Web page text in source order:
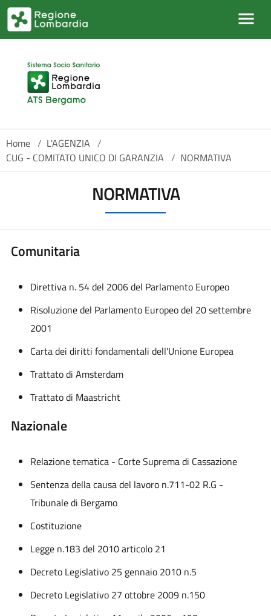
Salta al contenuto principale
Home / L'AGENZIA /
CUG - COMITATO UNICO DI GARANZIA / NORMATIVA
NORMATIVA
Comunitaria
Direttiva n. 54 del 2006 del Parlamento Europeo
Risoluzione del Parlamento Europeo del 20 settembre
2001
Carta dei diritti fondamentali dell'Unione Europea
Trattato di Amsterdam
Trattato di Maastricht
Nazionale
Relazione tematica - Corte Suprema di Cassazione
Sentenza della causa del lavoro n.711-02 R.G -
Tribunale di Bergamo
Costituzione
Legge n.183 del 2010 articolo 21
Decreto Legislativo 25 gennaio 2010 n.5
Decreto Legislativo 27 ottobre 2009 n.150